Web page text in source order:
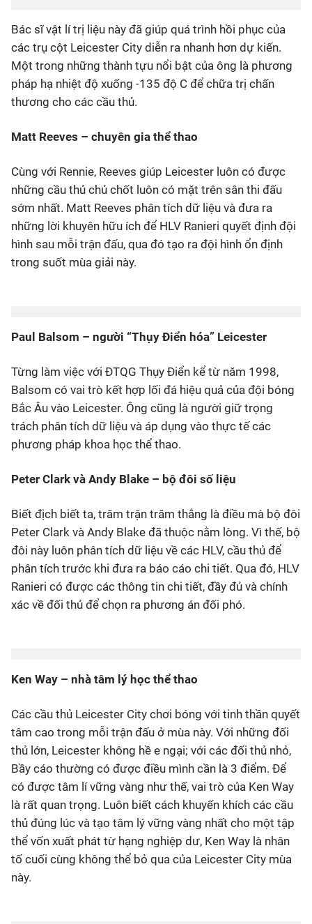
Bác sĩ vật lí trị liệu này đã giúp quá trình hồi phục của
các trụ cột Leicester City diễn ra nhanh hơn dự kiến.
Một trong những thành tựu nổi bật của ông là phương
pháp hạ nhiệt độ xuống -135 độ C để chữa trị chấn
thương cho các cầu thủ.
Matt Reeves – chuyên gia thể thao
Cùng với Rennie, Reeves giúp Leicester luôn có được
những cầu thủ chủ chốt luôn có mặt trên sân thi đấu
sớm nhất. Matt Reeves phân tích dữ liệu và đưa ra
những lời khuyên hữu ích để HLV Ranieri quyết định đội
hình sau mỗi trận đấu, qua đó tạo ra đội hình ổn định
trong suốt mùa giải này.
Paul Balsom – người “Thụy Điển hóa” Leicester
Từng làm việc với ĐTQG Thụy Điển kể từ năm 1998,
Balsom có vai trò kết hợp lối đá hiệu quả của đội bóng
Bắc Âu vào Leicester. Ông cũng là người giữ trọng
trách phân tích dữ liệu và áp dụng vào thực tế các
phương pháp khoa học thể thao.
Peter Clark và Andy Blake – bộ đôi số liệu
Biết địch biết ta, trăm trận trăm thắng là điều mà bộ đôi
Peter Clark và Andy Blake đã thuộc nằm lòng. Vì thế, bộ
đôi này luôn phân tích dữ liệu về các HLV, cầu thủ để
phân tích trước khi đưa ra báo cáo chi tiết. Qua đó, HLV
Ranieri có được các thông tin chi tiết, đầy đủ và chính
xác về đối thủ để chọn ra phương án đối phó.
Ken Way – nhà tâm lý học thể thao
Các cầu thủ Leicester City chơi bóng với tinh thần quyết
tâm cao trong mỗi trận đấu ở mùa này. Với những đối
thủ lớn, Leicester không hề e ngại; với các đối thủ nhỏ,
Bầy cáo thường có được điều mình cần là 3 điểm. Để
có được tâm lí vững vàng như thế, vai trò của Ken Way
là rất quan trọng. Luôn biết cách khuyến khích các cầu
thủ đúng lúc và tạo tâm lý vững vàng nhất cho một tập
thể vốn xuất phát từ hạng nghiệp dư, Ken Way là nhân
tố cuối cùng không thể bỏ qua của Leicester City mùa
này.